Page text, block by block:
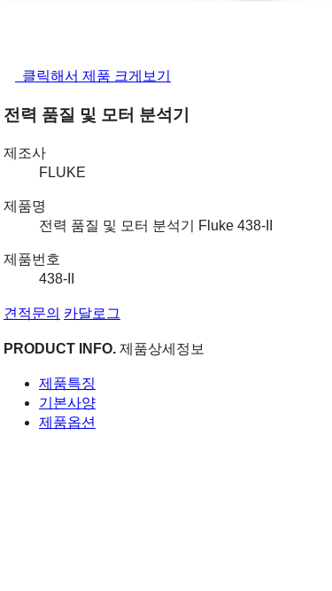
클릭해서 제품 크게보기
전력 품질 및 모터 분석기
제조사
FLUKE
제품명
전력 품질 및 모터 분석기 Fluke 438-II
제품번호
438-II
견적문의 카달로그
PRODUCT INFO. 제품상세정보
제품특징
기본사양
제품옵션